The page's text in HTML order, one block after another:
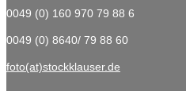
0049 (0) 160 970 79 88 6
0049 (0) 8640/ 79 88 60
foto(at)stockklauser.de